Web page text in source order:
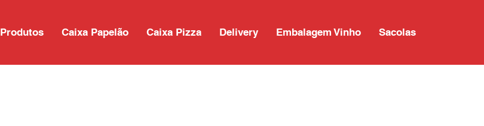
Produtos Caixa Papelão Caixa Pizza Delivery Embalagem Vinho Sacolas